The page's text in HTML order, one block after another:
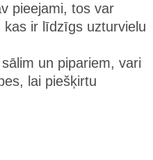
pieejami, tos var
ir līdzīgs uzturvielu
un pipariem, vari
lai piešķirtu